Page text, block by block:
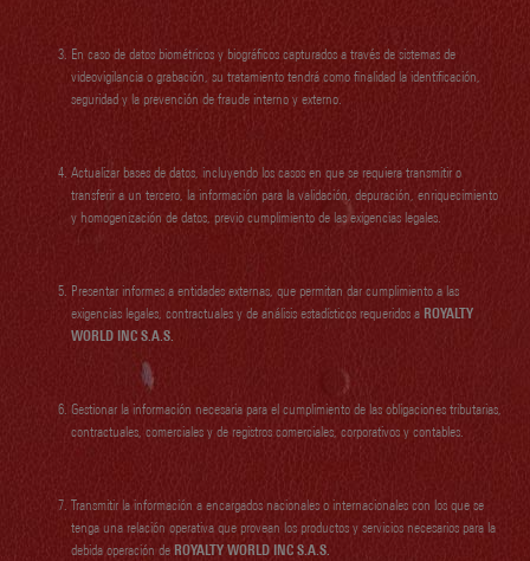
En caso de datos biométricos y biográficos capturados a través de sistemas de
videovigilancia o grabación, su tratamiento tendrá como finalidad la identificación,
seguridad y la prevención de fraude interno y externo.
Actualizar bases de datos, incluyendo los casos en que se requiera transmitir o
transferir a un tercero, la información para la validación, depuración, enriquecimiento
y homogenización de datos, previo cumplimiento de las exigencias legales.
Presentar informes a entidades externas, que permitan dar cumplimiento a las
exigencias legales, contractuales y de análisis estadísticos requeridos a ROYALTY
WORLD INC S.A.S.
Gestionar la información necesaria para el cumplimiento de las obligaciones tributarias,
contractuales, comerciales y de registros comerciales, corporativos y contables.
Transmitir la información a encargados nacionales o internacionales con los que se
tenga una relación operativa que provean los productos y servicios necesarios para la
debida operación de ROYALTY WORLD INC S.A.S.